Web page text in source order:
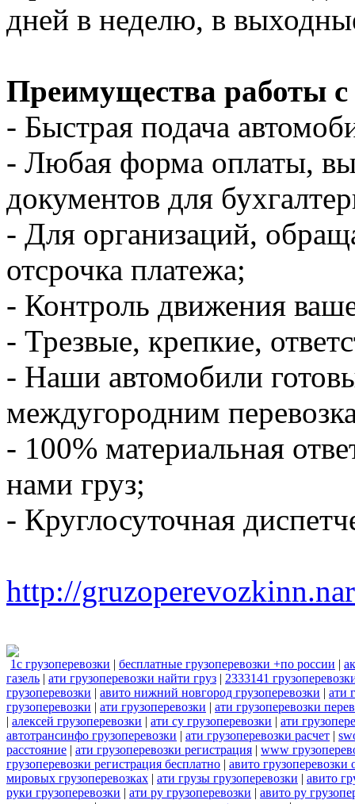
дней в неделю, в
Преимущества работы
- Быстрая подача
- Любая форма оплаты,
документов для
- Для организаций,
отсрочка платежа;
- Контроль движения
- Трезвые, крепкие,
- Наши автомобили
междугородним
- 100% материальная
нами груз;
- Круглосуточная
http://
1с грузоперевозки | бесплатные грузоперевозки +по россии |
газель | ати грузоперевозки найти груз | 2333141
грузоперевозки | авито нижний новгород грузоперевозки | ати
грузоперевозки | ати грузоперевозки | ати грузоперевозки
| алексей грузоперевозки | ати су грузоперевозки | ати
автотрансинфо грузоперевозки | ати грузоперевозки расчет |
расстояние | ати грузоперевозки регистрация | www
грузоперевозки регистрация бесплатно | авито грузоперевозки
мировых грузоперевозках | ати грузы грузоперевозки | авито
руки грузоперевозки | ати ру грузоперевозки | авито ру